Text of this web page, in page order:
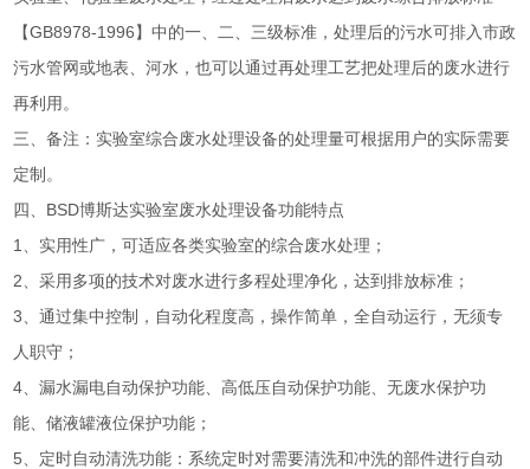
【GB8978-1996】中的一、二、三级标准，处理后的污水可排入市政
污水管网或地表、河水，也可以通过再处理工艺把处理后的废水进行
再利用。
三、备注：实验室综合废水处理设备的处理量可根据用户的实际需要
定制。
四、BSD博斯达实验室废水处理设备功能特点
1、实用性广，可适应各类实验室的综合废水处理；
2、采用多项的技术对废水进行多程处理净化，达到排放标准；
3、通过集中控制，自动化程度高，操作简单，全自动运行，无须专
人职守；
4、漏水漏电自动保护功能、高低压自动保护功能、无废水保护功
能、储液罐液位保护功能；
5、定时自动清洗功能：系统定时对需要清洗和冲洗的部件进行自动